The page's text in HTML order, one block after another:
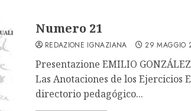
Numero 21
REDAZIONE IGNAZIANA 29 MAGGIO
Presentazione EMILIO GONZÁLEZ
Las Anotaciones de los Ejercicios
directorio pedagógico...